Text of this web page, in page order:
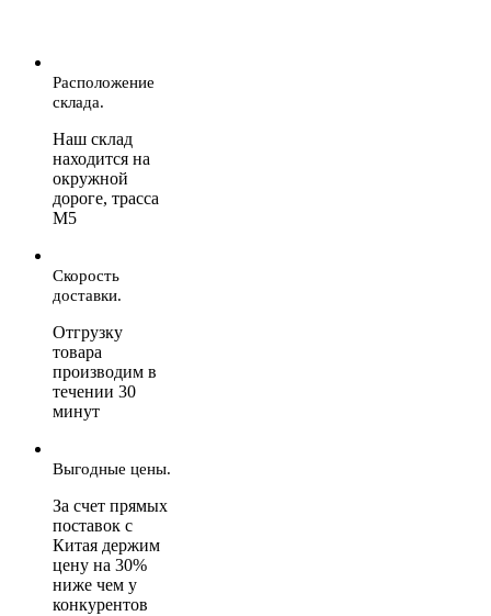
Расположение
склада.
Наш склад
находится на
окружной
дороге, трасса
М5
Скорость
доставки.
Отгрузку
товара
производим в
течении 30
минут
Выгодные цены.
За счет прямых
поставок с
Китая держим
цену на 30%
ниже чем у
конкурентов